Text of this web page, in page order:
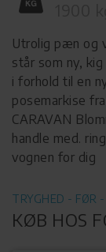
Utrolig pæn og
står som ny,
i forhold til en
posemarkise
CARAVAN
handle med.
vognen for dig
TRYGHED - FØR
KØB HOS